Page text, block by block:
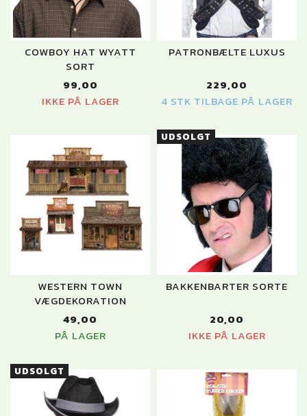
COWBOY HAT WYATT
SORT
99,00
IKKE PÅ LAGER
PATRONBÆLTE LUXUS
229,00
4 STK TILBAGE PÅ LAGER
WESTERN TOWN
VÆGDEKORATION
49,00
PÅ LAGER
UDSOLGT
BAKKENBARTER SORTE
20,00
IKKE PÅ LAGER
UDSOLGT